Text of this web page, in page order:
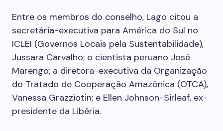
Entre os membros do conselho, Lago citou a
secretária-executiva para América do Sul no
ICLEI (Governos Locais pela Sustentabilidade),
Jussara Carvalho; o cientista peruano José
Marengo; a diretora-executiva da Organização
do Tratado de Cooperação Amazônica (OTCA),
Vanessa Grazziotin; e Ellen Johnson-Sirleaf, ex-
presidente da Libéria.